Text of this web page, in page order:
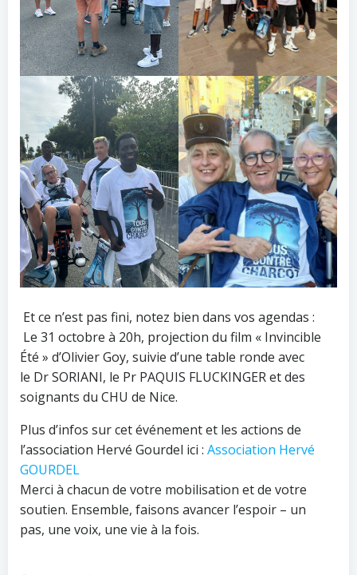
Et ce n’est pas fini, notez bien dans vos agendas :
Le 31 octobre à 20h, projection du film « Invincible
Été » d’Olivier Goy, suivie d’une table ronde avec
le Dr SORIANI, le Pr PAQUIS FLUCKINGER et des
soignants du CHU de Nice.
Plus d’infos sur cet événement et les actions de
l’association Hervé Gourdel ici : Association Hervé
GOURDEL
Merci à chacun de votre mobilisation et de votre
soutien. Ensemble, faisons avancer l’espoir – un
pas, une voix, une vie à la fois.